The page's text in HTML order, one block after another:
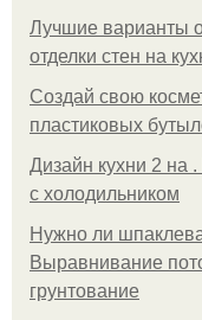
Лучшие варианты
отделки стен на
Создай свою
пластиковых
Дизайн кухни 2 на
с холодильником
Нужно ли
Выравнивание
грунтование